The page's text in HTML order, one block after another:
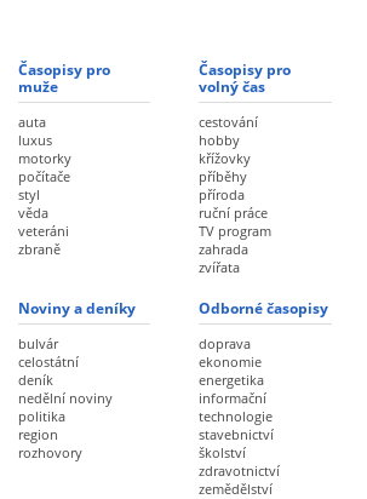
Časopisy pro
muže
auta
luxus
motorky
počítače
styl
věda
veteráni
zbraně
Časopisy pro
volný čas
cestování
hobby
křížovky
příběhy
příroda
ruční práce
TV program
zahrada
zvířata
Noviny a deníky
bulvár
celostátní
deník
nedělní noviny
politika
region
rozhovory
Odborné časopisy
doprava
ekonomie
energetika
informační
technologie
stavebnictví
školství
zdravotnictví
zemědělství